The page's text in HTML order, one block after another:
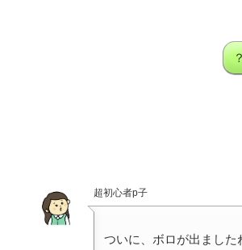
超初心者p子
ついに、ボロが出ました